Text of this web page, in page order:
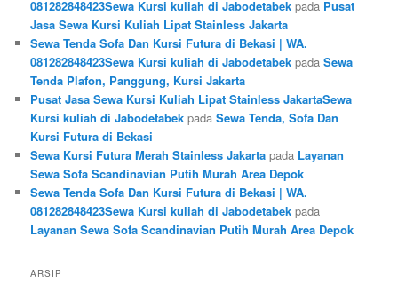
081282848423Sewa Kursi kuliah di Jabodetabek pada Pusat
Jasa Sewa Kursi Kuliah Lipat Stainless Jakarta
Sewa Tenda Sofa Dan Kursi Futura di Bekasi | WA.
081282848423Sewa Kursi kuliah di Jabodetabek padaSewa
Tenda Plafon, Panggung, Kursi Jakarta
Pusat Jasa Sewa Kursi Kuliah Lipat Stainless JakartaSewa
Kursi kuliah di Jabodetabek padaSewa Tenda, Sofa Dan
Kursi Futura di Bekasi
Sewa Kursi Futura Merah Stainless Jakarta pada Layanan
Sewa Sofa Scandinavian Putih Murah Area Depok
Sewa Tenda Sofa Dan Kursi Futura di Bekasi | WA.
081282848423Sewa Kursi kuliah di Jabodetabek pada
Layanan Sewa Sofa Scandinavian Putih Murah Area Depok
ARSIP